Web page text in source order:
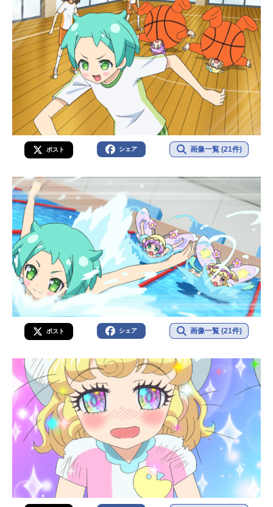
ポスト シェア 画像一覧 (21件)
ポスト シェア 画像一覧 (21件)